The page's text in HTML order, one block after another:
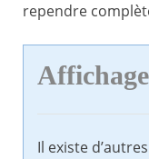
rependre
Il existe